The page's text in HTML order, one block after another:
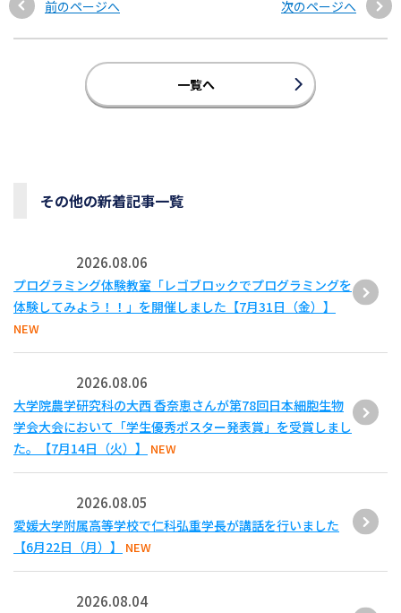
前のページへ 次のページへ
一覧へ
その他の新着記事一覧
2026.08.06
プログラミング体験教室「レゴブロックでプログラミングを
体験してみよう！！」を開催しました【7月31日（金）】
NEW
2026.08.06
大学院農学研究科の大西 香奈恵さんが第78回日本細胞生物
学会大会において「学生優秀ポスター発表賞」を受賞しまし
た。【7月14日（火）】
NEW
2026.08.05
愛媛大学附属高等学校で仁科弘重学長が講話を行いました
【6月22日（月）】
NEW
2026.08.04